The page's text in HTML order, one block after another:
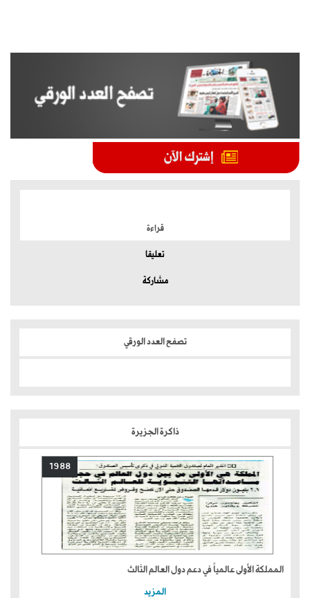
قراءة
تعليقا
مشاركة
تصفح العدد الورقي
ذاكرة الجزيرة
1988
المملكة الأولى عالمياً في دعم دول العالم الثالث
المزيد